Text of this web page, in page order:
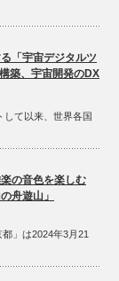
「宇宙デジタルツ
築、宇宙開発のDX
して以来、世界各国
の音色を楽しむ
舟遊山」
」は2024年3月21